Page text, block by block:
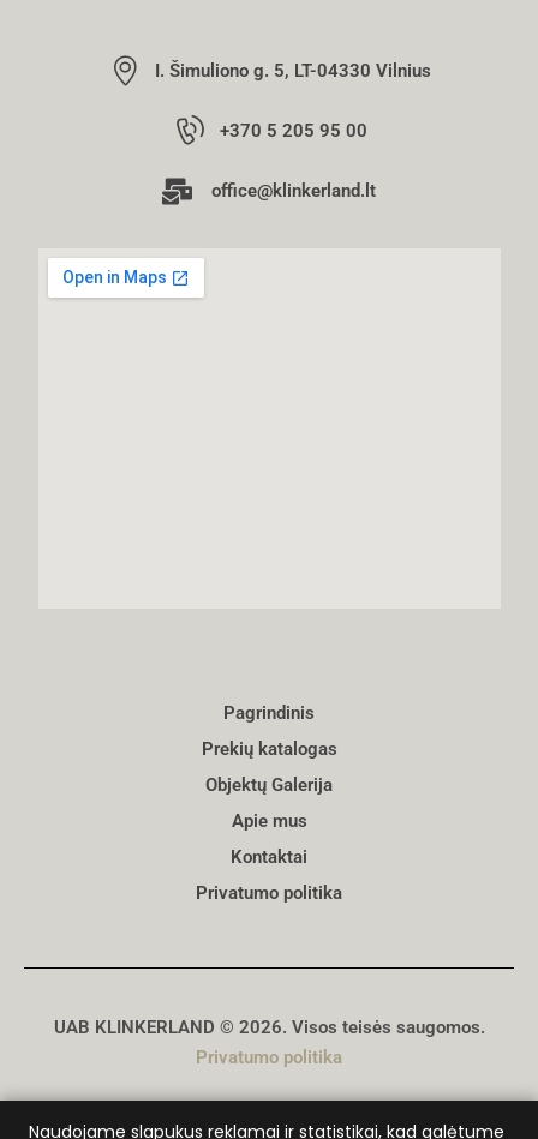
I. Šimuliono g. 5, LT-04330 Vilnius
+370 5 205 95 00
office@klinkerland.lt
Pagrindinis
Prekių katalogas
Objektų Galerija
Apie mus
Kontaktai
Privatumo politika
UAB KLINKERLAND © 2026. Visos teisės saugomos.
Privatumo politika
Naudojame slapukus reklamai ir statistikai, kad galėtume